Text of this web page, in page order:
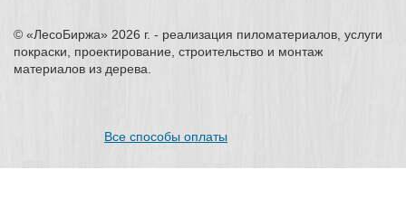
© «ЛесоБиржа» 2026 г. - реализация пиломатериалов, услуги
покраски, проектирование, строительство и монтаж
материалов из дерева.
Все способы оплаты